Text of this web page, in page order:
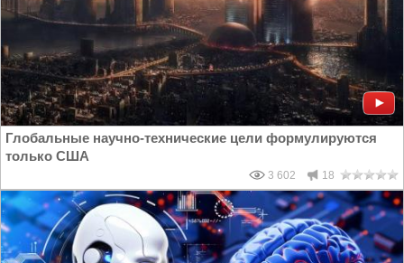
Глобальные научно-технические цели формулируются
только США
3 602 18